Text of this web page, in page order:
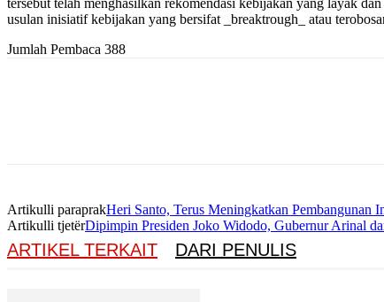
tersebut telah menghasilkan rekomendasi kebijakan yang layak
usulan inisiatif kebijakan yang bersifat _breaktrough_ atau
Jumlah Pembaca 388
Artikulli paraprakHeri Santo, Terus Meningkatkan Pembangunan
Artikulli tjetërDipimpin Presiden Joko Widodo, Gubernur Arinal
ARTIKEL TERKAIT DARI PENULIS